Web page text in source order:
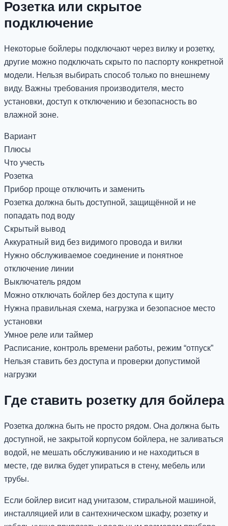
Розетка или скрытое
подключение
Некоторые бойлеры подключают через вилку и розетку,
другие можно подключать скрыто по паспорту конкретной
модели. Нельзя выбирать способ только по внешнему
виду. Важны требования производителя, место
установки, доступ к отключению и безопасность во
влажной зоне.
Вариант
Плюсы
Что учесть
Розетка
Прибор проще отключить и заменить
Розетка должна быть доступной, защищённой и не
попадать под воду
Скрытый вывод
Аккуратный вид без видимого провода и вилки
Нужно обслуживаемое соединение и понятное
отключение линии
Выключатель рядом
Можно отключать бойлер без доступа к щиту
Нужна правильная схема, нагрузка и безопасное место
установки
Умное реле или таймер
Расписание, контроль времени работы, режим “отпуск”
Нельзя ставить без доступа и проверки допустимой
нагрузки
Где ставить розетку для бойлера
Розетка должна быть не просто рядом. Она должна быть
доступной, не закрытой корпусом бойлера, не заливаться
водой, не мешать обслуживанию и не находиться в
месте, где вилка будет упираться в стену, мебель или
трубы.
Если бойлер висит над унитазом, стиральной машиной,
инсталляцией или в сантехническом шкафу, розетку и